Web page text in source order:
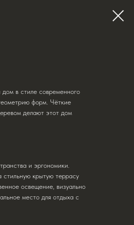
в стиле современного
форм. Чёткие
делают этот дом
и эргономики.
крытую террасу
освещение, визуально
место для отдыха с